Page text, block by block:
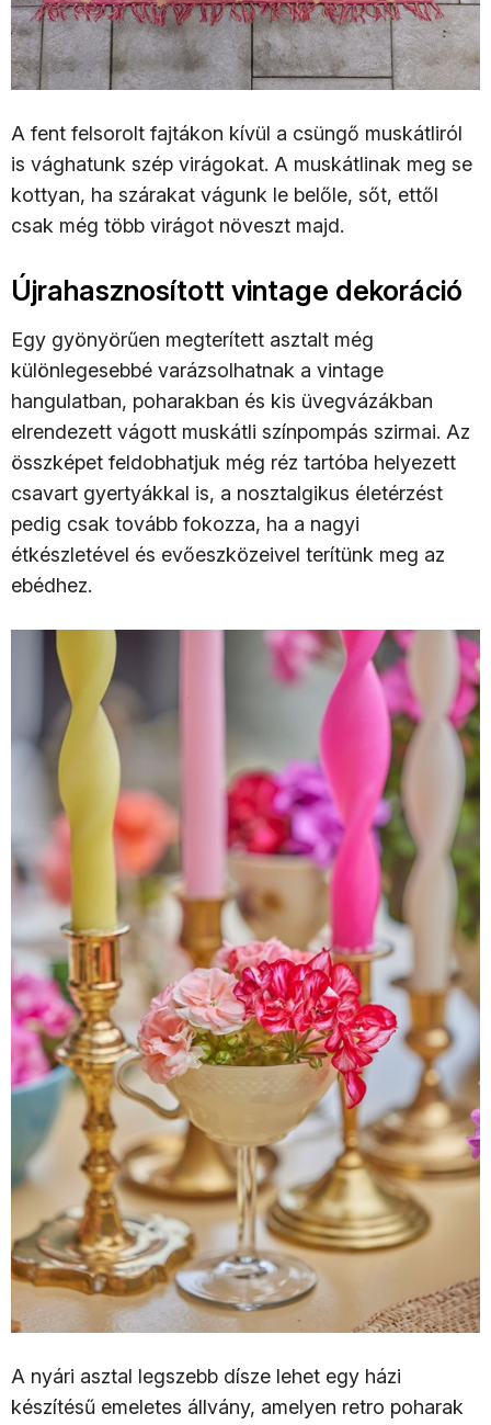
A fent felsorolt fajtákon kívül a csüngő muskátliról
is vághatunk szép virágokat. A muskátlinak meg se
kottyan, ha szárakat vágunk le belőle, sőt, ettől
csak még több virágot növeszt majd.
Újrahasznosított vintage dekoráció
Egy gyönyörűen megterített asztalt még
különlegesebbé varázsolhatnak a vintage
hangulatban, poharakban és kis üvegvázákban
elrendezett vágott muskátli színpompás szirmai. Az
összképet feldobhatjuk még réz tartóba helyezett
csavart gyertyákkal is, a nosztalgikus életérzést
pedig csak tovább fokozza, ha a nagyi
étkészletével és evőeszközeivel terítünk meg az
ebédhez.
A nyári asztal legszebb dísze lehet egy házi
készítésű emeletes állvány, amelyen retro poharak